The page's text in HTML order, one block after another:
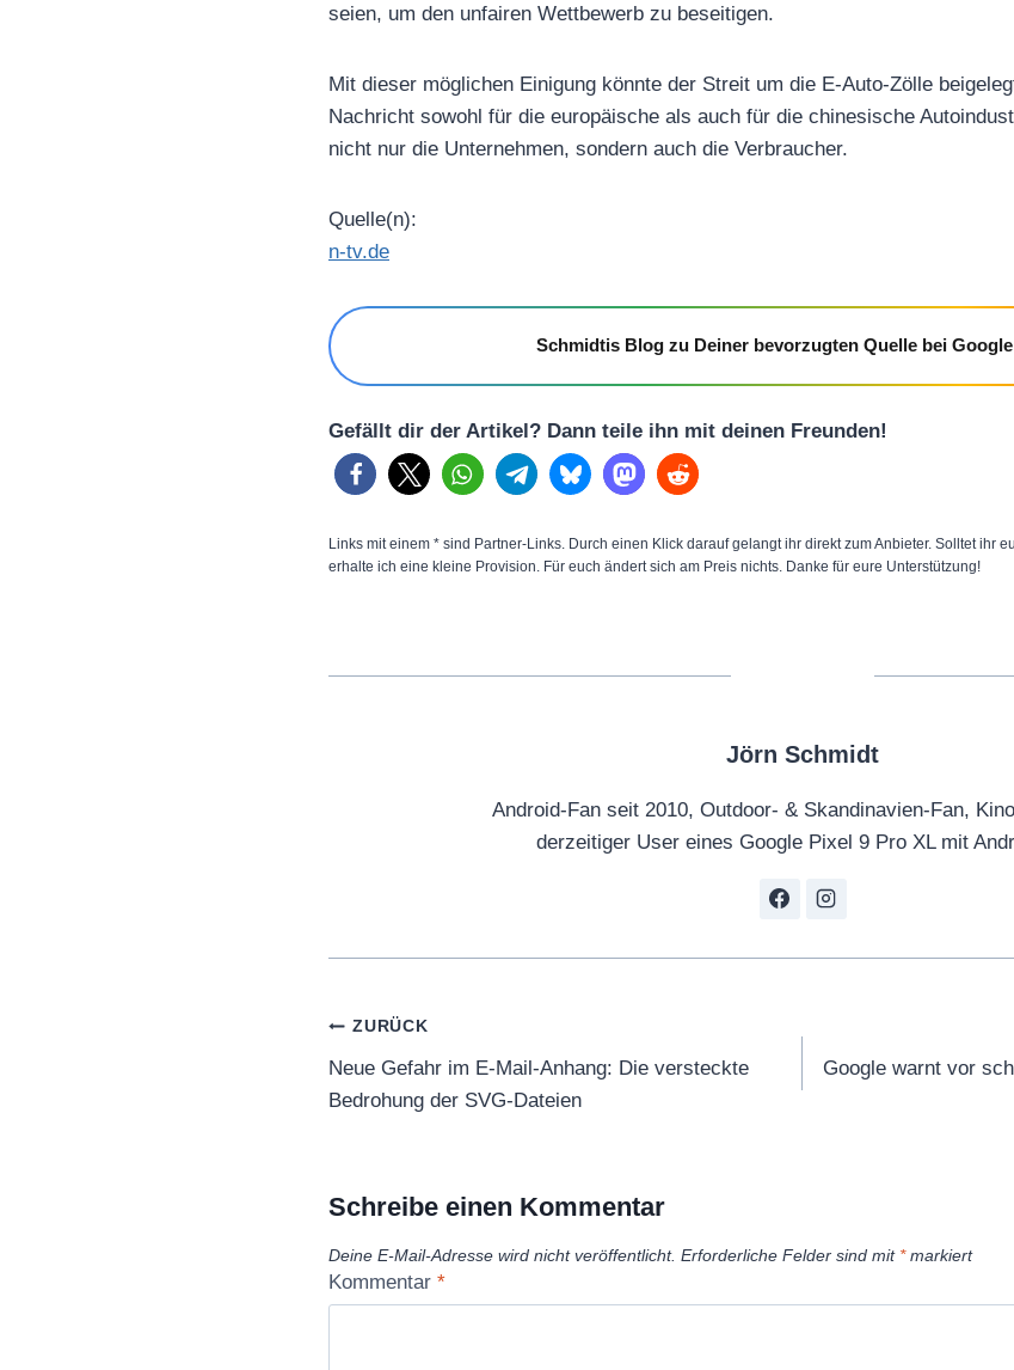
seien, um den unfairen Wettbewerb zu beseitigen.
Mit dieser möglichen Einigung könnte der Streit um die E-Auto-Zölle
Nachricht sowohl für die europäische als auch für die chinesische
nicht nur die Unternehmen, sondern auch die Verbraucher.
Quelle(n):
n-tv.de
Schmidtis Blog zu Deiner bevorzugten Quelle bei
Gefällt dir der Artikel? Dann teile ihn mit deinen Freunden!
Links mit einem * sind Partner-Links. Durch einen Klick darauf gelangt ihr direkt zum Anbieter. Solltet ihr
erhalte ich eine kleine Provision. Für euch ändert sich am Preis nichts. Danke für eure Unterstützung!
Jörn Schmidt
Android-Fan seit 2010, Outdoor- & Skandinavien-Fan,
derzeitiger User eines Google Pixel 9 Pro XL mit
Beitragsnavigation
ZURÜCK
Neue Gefahr im E-Mail-Anhang: Die versteckte
Bedrohung der SVG-Dateien
Google warnt vor
Schreibe einen Kommentar
Deine E-Mail-Adresse wird nicht veröffentlicht. Erforderliche Felder sind mit *markiert
Kommentar *